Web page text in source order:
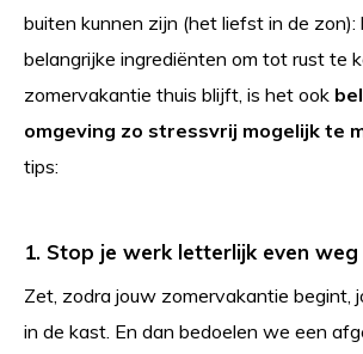
buiten kunnen zijn (het liefst in de zon):
belangrijke ingrediënten om tot rust te
zomervakantie thuis blijft, is het ook
omgeving zo stressvrij mogelijk te
tips:
1. Stop je werk letterlijk even weg
Zet, zodra jouw zomervakantie begint,
in de kast. En dan bedoelen we een